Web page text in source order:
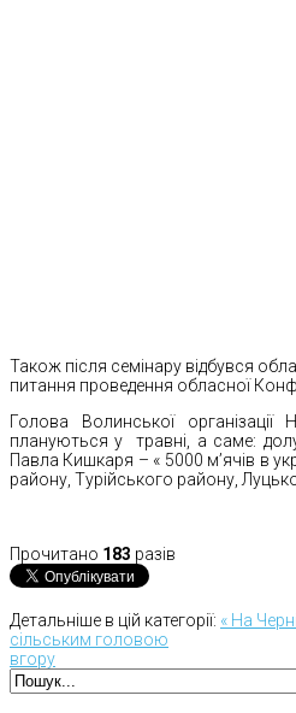
Також після семінару відбувся
питання проведення обласної
Голова Волинської
плануються у травні, а саме:
Павла Кишкаря – « 5000 м’ячів в
району, Турійського району,
Прочитано 183 разів
Детальніше в цій категорії: « На
сільським головою
вгору